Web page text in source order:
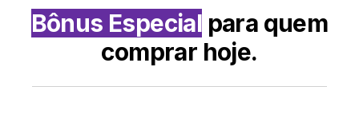
Bônus Especial para quem
comprar hoje.